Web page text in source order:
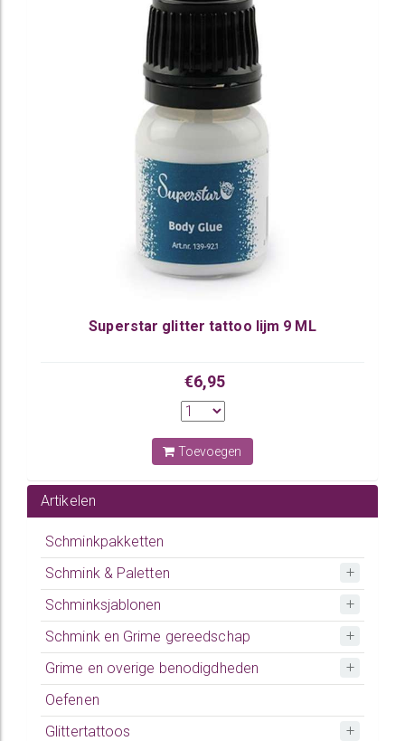
Superstar glitter tattoo lijm 9 ML
€6,95
Toevoegen
Artikelen
Schminkpakketten
Schmink & Paletten
Schminksjablonen
Schmink en Grime gereedschap
Grime en overige benodigdheden
Oefenen
Glittertattoos